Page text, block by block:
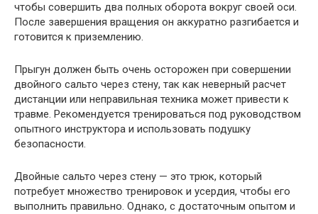
чтобы совершить два полных оборота вокруг своей оси.
После завершения вращения он аккуратно разгибается и
готовится к приземлению.
Прыгун должен быть очень осторожен при совершении
двойного сальто через стену, так как неверный расчет
дистанции или неправильная техника может привести к
травме. Рекомендуется тренироваться под руководством
опытного инструктора и использовать подушку
безопасности.
Двойные сальто через стену — это трюк, который
потребует множество тренировок и усердия, чтобы его
выполнить правильно. Однако, с достаточным опытом и